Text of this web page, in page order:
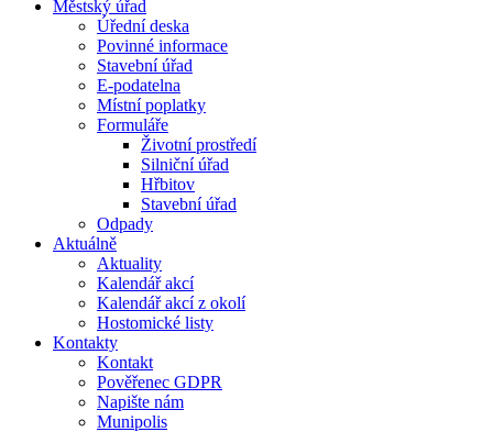
Městský úřad
Úřední deska
Povinné informace
Stavební úřad
E-podatelna
Místní poplatky
Formuláře
Životní prostředí
Silniční úřad
Hřbitov
Stavební úřad
Odpady
Aktuálně
Aktuality
Kalendář akcí
Kalendář akcí z okolí
Hostomické listy
Kontakty
Kontakt
Pověřenec GDPR
Napište nám
Munipolis